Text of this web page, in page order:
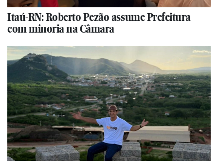
Itaú-RN: Roberto Pezão assume Prefeitura
com minoria na Câmara